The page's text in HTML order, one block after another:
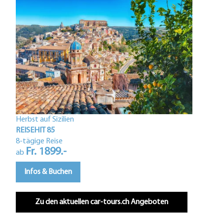
Herbst auf Sizilien
REISEHIT 85
8-tägige Reise
ab Fr. 1899.-
Infos & Buchen
Zu den aktuellen car-tours.ch Angeboten